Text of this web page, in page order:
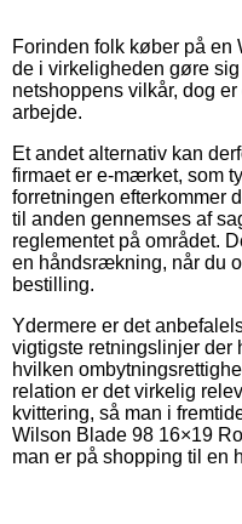
Forinden folk køber på en
de i virkeligheden gøre
netshoppens vilkår, dog
arbejde.
Et andet alternativ kan
firmaet er e-mærket, som
forretningen efterkommer
til anden gennemses af
reglementet på området.
en håndsrækning, når du
bestilling.
Ydermere er det
vigtigste retningslinjer der
hvilken
relation er det virkelig
kvittering, så man i
Wilson Blade 98 16×19
man er på shopping til en